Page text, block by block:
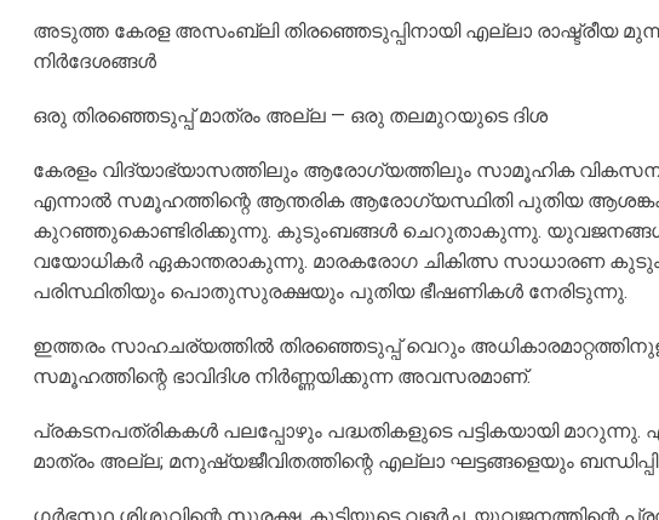
അടുത്ത കേരള അസംബ്ലി തിരഞ്ഞെടുപ്പിനായി എല്ലാ രാഷ്ട്രീയ
നിർദേശങ്ങൾ
ഒരു തിരഞ്ഞെടുപ്പ് മാത്രം അല്ല — ഒരു തലമുറയുടെ ദിശ
കേരളം വിദ്യാഭ്യാസത്തിലും ആരോഗ്യത്തിലും സാമൂഹിക
എന്നാൽ സമൂഹത്തിന്റെ ആന്തരിക ആരോഗ്യസ്ഥിതി പുതിയ
കുറഞ്ഞുകൊണ്ടിരിക്കുന്നു. കുടുംബങ്ങൾ ചെറുതാകുന്നു. യുവജനങ്ങൾ
വയോധികർ ഏകാന്തരാകുന്നു. മാരകരോഗ ചികിത്സ സാധാരണ
പരിസ്ഥിതിയും പൊതുസുരക്ഷയും പുതിയ ഭീഷണികൾ നേരിടുന്നു.
ഇത്തരം സാഹചര്യത്തിൽ തിരഞ്ഞെടുപ്പ് വെറും
സമൂഹത്തിന്റെ ഭാവിദിശ നിർണ്ണയിക്കുന്ന അവസരമാണ്.
പ്രകടനപത്രികകൾ പലപ്പോഴും പദ്ധതികളുടെ പട്ടികയായി
മാത്രം അല്ല; മനുഷ്യജീവിതത്തിന്റെ എല്ലാ ഘട്ടങ്ങളെയും